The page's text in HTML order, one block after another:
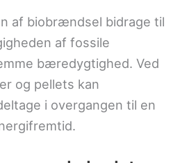
af biobrændsel bidrage til
af fossile
bæredygtighed. Ved
og pellets kan
i overgangen til en